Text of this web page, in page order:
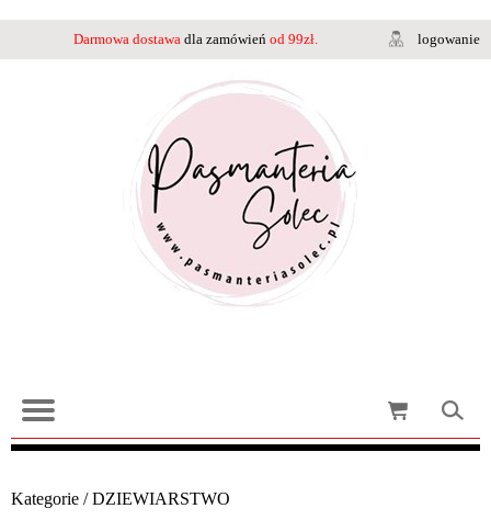
Darmowa dostawa dla zamówień od 99zł. logowanie
Kategorie /DZIEWIARSTWO